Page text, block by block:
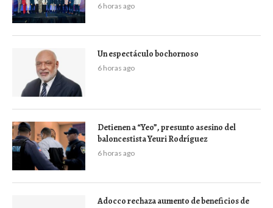
6 horas ago
Un espectáculo bochornoso
6 horas ago
Detienen a “Yeo”, presunto asesino del
baloncestista Yeuri Rodríguez
6 horas ago
Adocco rechaza aumento de beneficios de